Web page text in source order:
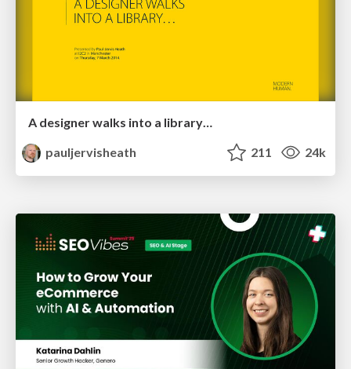
A designer walks into a library…
pauljervisheath
211 24k